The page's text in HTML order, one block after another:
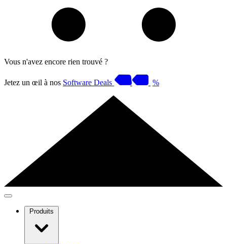
Vous n'avez encore rien trouvé ?
Jetez un œil à nos Software Deals %
Produits